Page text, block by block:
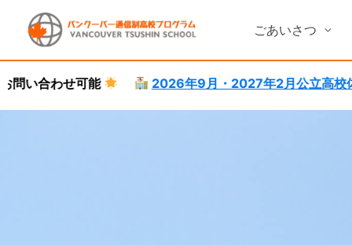
content
ごあいさつ
2026年9月・2027年2月公立高校体験就学受付中。語